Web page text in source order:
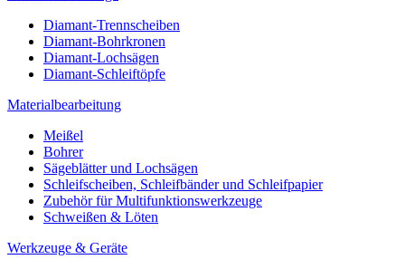
Diamant-Trennscheiben
Diamant-Bohrkronen
Diamant-Lochsägen
Diamant-Schleiftöpfe
Materialbearbeitung
Meißel
Bohrer
Sägeblätter und Lochsägen
Schleifscheiben, Schleifbänder und Schleifpapier
Zubehör für Multifunktionswerkzeuge
Schweißen & Löten
Werkzeuge & Geräte